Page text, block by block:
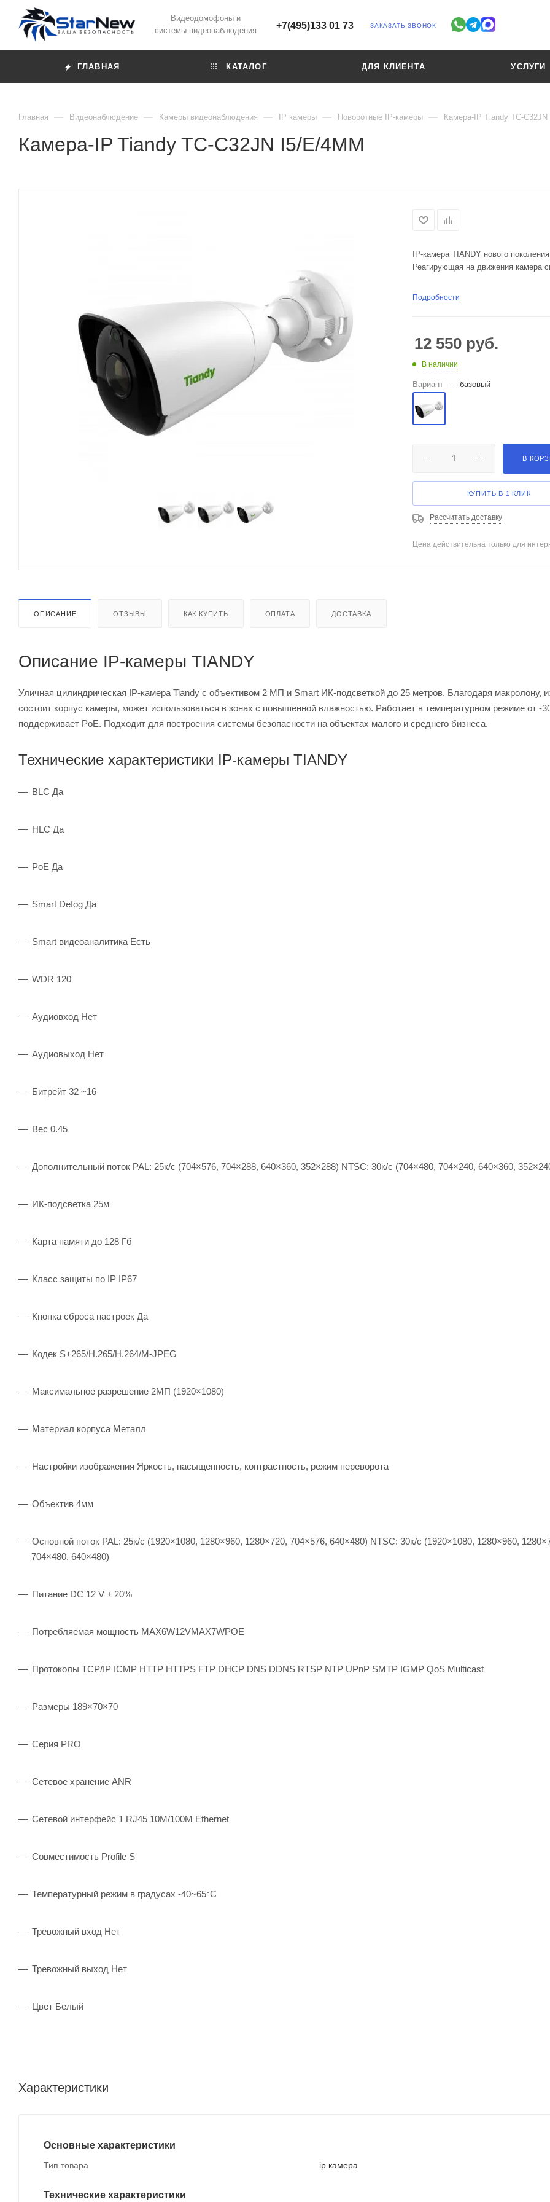
Видеодомофоны и
системы видеонаблюдения
+7(495)133 01 73 ЗАКАЗАТЬ ЗВОНОК
ГЛАВНАЯ КАТАЛОГ ДЛЯ КЛИЕНТА УСЛУГИ
Главная — Видеонаблюдение — Камеры видеонаблюдения — IP камеры — Поворотные IP-камеры — Камера-IP Tiandy TC-
Камера-IP Tiandy TC-C32JN I5/E/4ММ
IP-камера TIANDY нового
Реагирующая на движения камера
Подробности
12 550 руб.
В наличии
Вариант — базовый
В
КУПИТЬ В 1 КЛИК
Рассчитать доставку
Цена действительна только для
ОПИСАНИЕ ОТЗЫВЫ КАК КУПИТЬ ОПЛАТА ДОСТАВКА
Описание IP-камеры TIANDY
Уличная цилиндрическая IP-камера Tiandy с объективом 2 МП и Smart ИК-подсветкой до 25 метров. Благодаря макролону,
состоит корпус камеры, может использоваться в зонах с повышенной влажностью. Работает в температурном режиме от -
поддерживает PoE. Подходит для построения системы безопасности на объектах малого и среднего бизнеса.
Технические характеристики IP-камеры TIANDY
BLC Да
HLC Да
PoE Да
Smart Defog Да
Smart видеоаналитика Есть
WDR 120
Аудиовход Нет
Аудиовыход Нет
Битрейт 32 ~16
Вес 0.45
Дополнительный поток PAL: 25к/с (704×576, 704×288, 640×360, 352×288) NTSC: 30к/с (704×480, 704×240, 640×360,
ИК-подсветка 25м
Карта памяти до 128 Гб
Класс защиты по IP IP67
Кнопка сброса настроек Да
Кодек S+265/H.265/H.264/M-JPEG
Максимальное разрешение 2МП (1920×1080)
Материал корпуса Металл
Настройки изображения Яркость, насыщенность, контрастность, режим переворота
Объектив 4мм
Основной поток PAL: 25к/с (1920×1080, 1280×960, 1280×720, 704×576, 640×480) NTSC: 30к/с (1920×1080, 1280×960,
704×480, 640×480)
Питание DC 12 V ± 20%
Потребляемая мощность MAX6W12VMAX7WPOE
Протоколы TCP/IP ICMP HTTP HTTPS FTP DHCP DNS DDNS RTSP NTP UPnP SMTP IGMP QoS Multicast
Размеры 189×70×70
Серия PRO
Сетевое хранение ANR
Сетевой интерфейс 1 RJ45 10M/100M Ethernet
Совместимость Profile S
Температурный режим в градусах -40~65°C
Тревожный вход Нет
Тревожный выход Нет
Цвет Белый
Характеристики
Основные характеристики
Тип товара ip камера
Технические характеристики